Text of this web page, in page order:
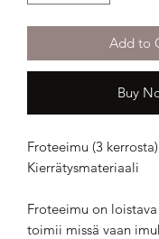
Add to
Buy
Froteeimu (3 kerrosta)
Kierrätysmateriaali
Froteeimu on
toimii missä vaan